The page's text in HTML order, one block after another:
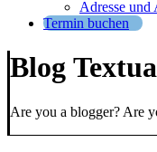
Adresse und
Termin buchen
Blog
Are you a blogger? Are